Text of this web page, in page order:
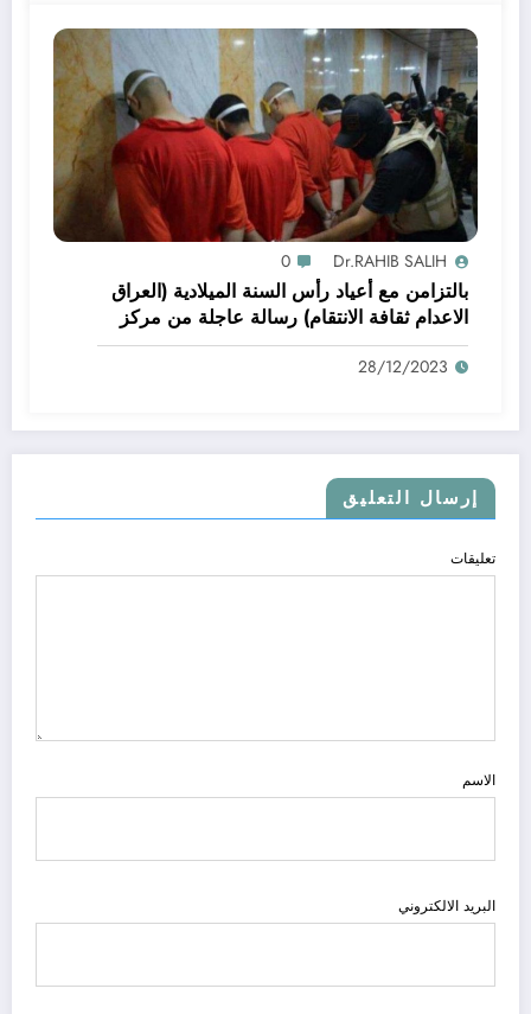
Dr.RAHIB SALIH
0
بالتزامن مع أعياد رأس السنة الميلادية (العراق
الاعدام ثقافة الانتقام) رسالة عاجلة من مركز
الرافدين الدولي للعدالة وحقوق الانسان الى
الامين العام للامم المتحدة بخصوص تنفيذ احكام
28/12/2023
إرسال التعليق
تعليقات
الاسم
البريد الالكتروني